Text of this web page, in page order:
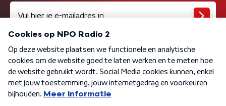
Algemene voorwaarden